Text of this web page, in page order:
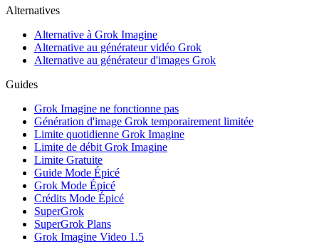
Alternatives
Alternative à Grok Imagine
Alternative au générateur vidéo Grok
Alternative au générateur d'images Grok
Guides
Grok Imagine ne fonctionne pas
Génération d'image Grok temporairement limitée
Limite quotidienne Grok Imagine
Limite de débit Grok Imagine
Limite Gratuite
Guide Mode Épicé
Grok Mode Épicé
Crédits Mode Épicé
SuperGrok
SuperGrok Plans
Grok Imagine Video 1.5